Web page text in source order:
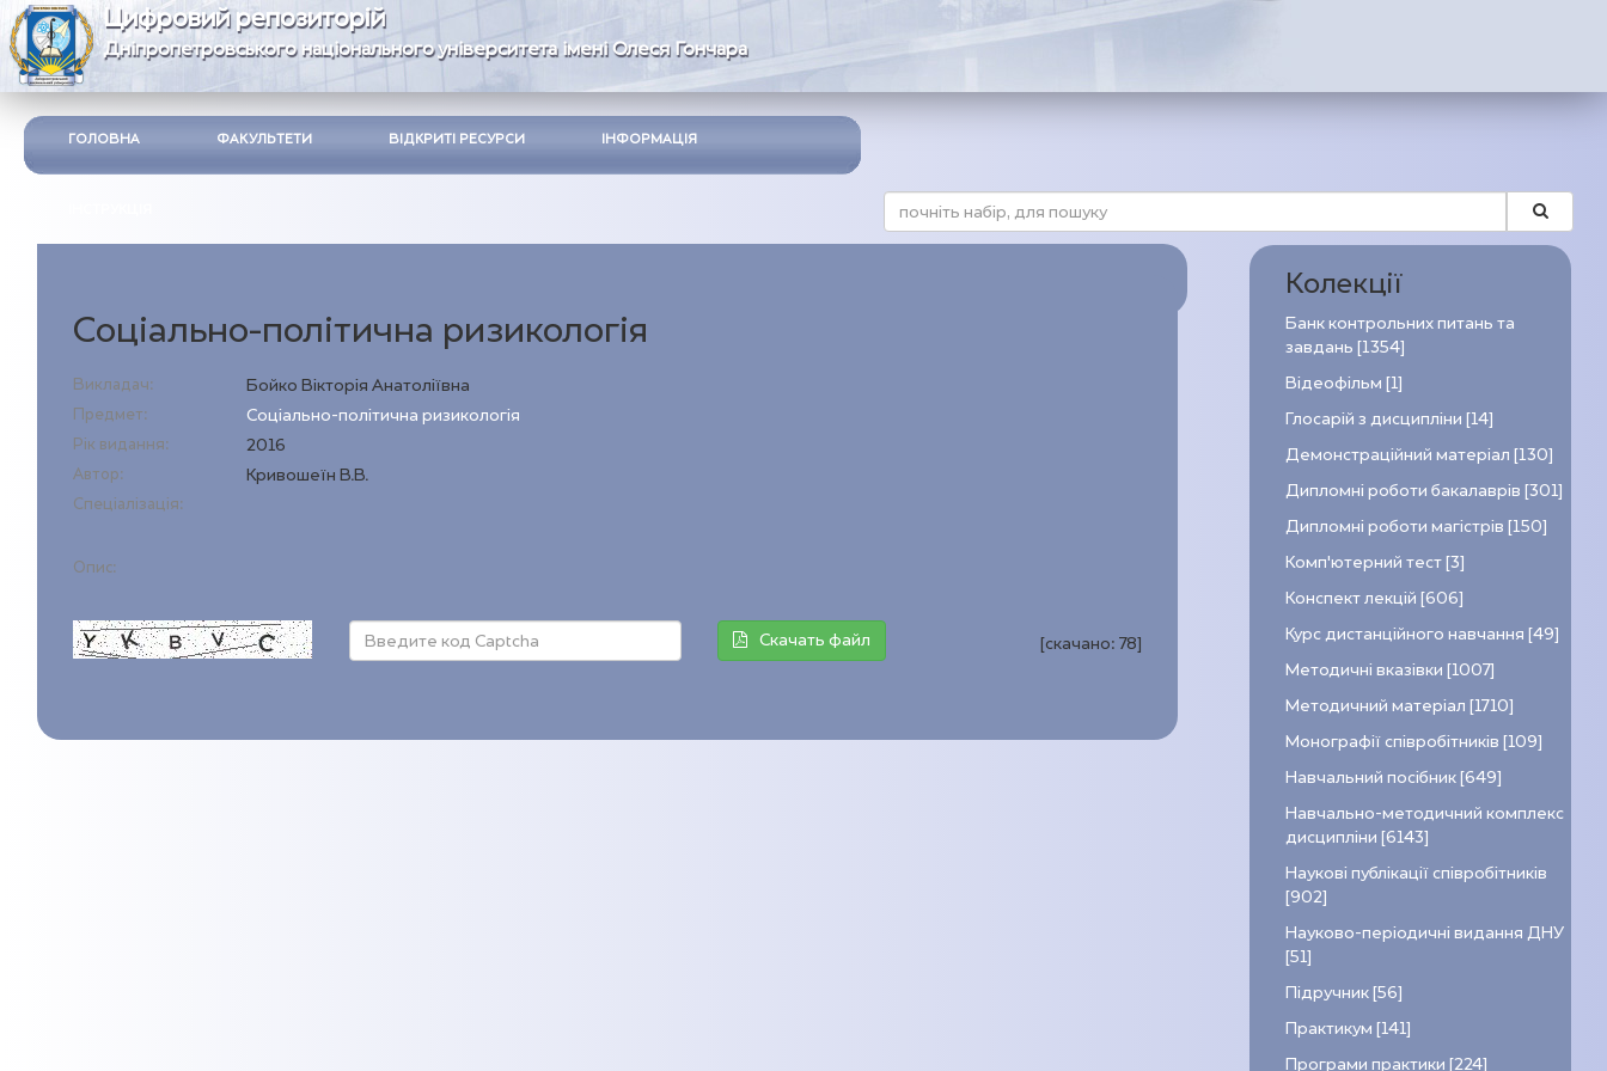
Цифровий репозиторій
Дніпропетровського національного університета імені Олеся Гончара
ГОЛОВНА ФАКУЛЬТЕТИ ВІДКРИТІ РЕСУРСИ ІНФОРМАЦІЯ
Соціально-політична ризикологія
Викладач: Бойко Вікторія Анатоліївна
Предмет: Соціально-політична ризикологія
Рік видання: 2016
Автор: Кривошеїн В.В.
Спеціалізація:
Опис:
Скачать файл [скачано:78]
Колекції
Банк контрольних питань та
завдань [1354]
Відеофільм [1]
Глосарій з дисципліни [14]
Демонстраційний матеріал [130]
Дипломні роботи бакалаврів [301]
Дипломні роботи магістрів [150]
Комп’ютерний тест [3]
Конспект лекцій [606]
Курс дистанційного навчання [49]
Методичні вказівки [1007]
Методичний матеріал [1710]
Монографії співробітників [109]
Навчальний посібник [649]
Навчально-методичний комплекс
дисципліни [6143]
Наукові публікації співробітників
[902]
Науково-періодичні видання ДНУ
[51]
Підручник [56]
Практикум [141]
Програми практики [224]